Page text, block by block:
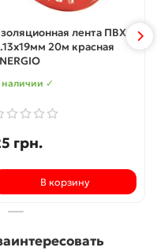
лента ПВХ
20м красная
наличии ✓
грн.
В корзину